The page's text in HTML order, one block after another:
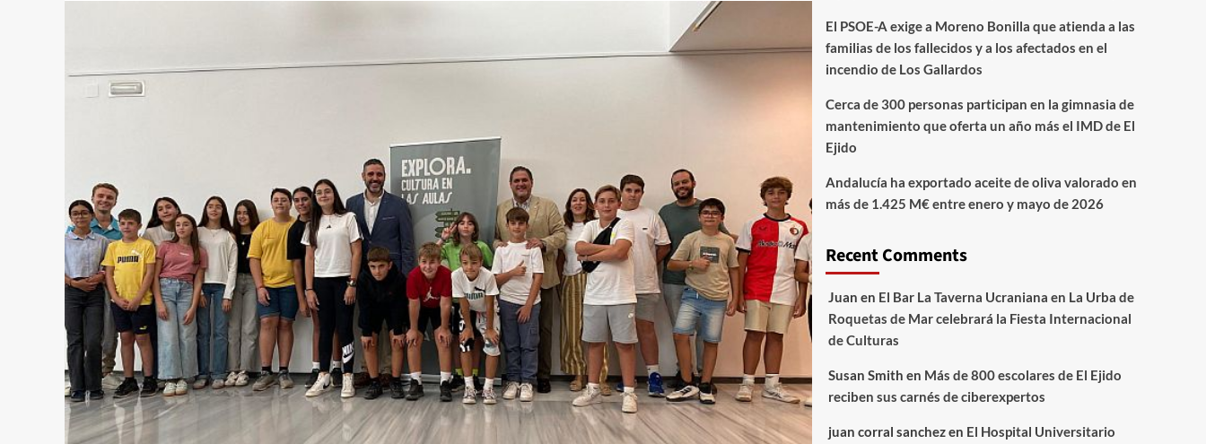
El PSOE-A exige a Moreno Bonilla que atienda a las
familias de los fallecidos y a los afectados en el
incendio de Los Gallardos
Cerca de 300 personas participan en la gimnasia de
mantenimiento que oferta un año más el IMD de El
Ejido
Andalucía ha exportado aceite de oliva valorado en
más de 1.425 M€ entre enero y mayo de 2026
Recent Comments
Juan en El Bar La Taverna Ucraniana en La Urba de
Roquetas de Mar celebrará la Fiesta Internacional
de Culturas
Susan Smith en Más de 800 escolares de El Ejido
reciben sus carnés de ciberexpertos
juan corral sanchezen El Hospital Universitario